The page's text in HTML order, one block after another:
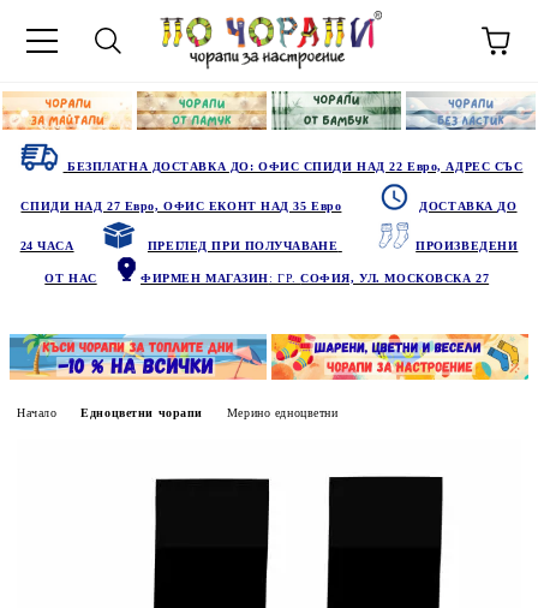
БЕЗПЛАТНА ДОСТАВКА ДО: ОФИС СПИДИ НАД 22 Евро, АДРЕС СЪС
СПИДИ НАД 27 Евро, ОФИС ЕКОНТ НАД 35 Евро ДОСТАВКА ДО
24 ЧАСА ПРЕГЛЕД ПРИ ПОЛУЧАВАНЕ ПРОИЗВЕДЕНИ
ОТ НАС ФИРМЕН МАГАЗИН: ГР.СОФИЯ, УЛ. МОСКОВСКА 27
Начало Едноцветни чорапи Мерино едноцветни